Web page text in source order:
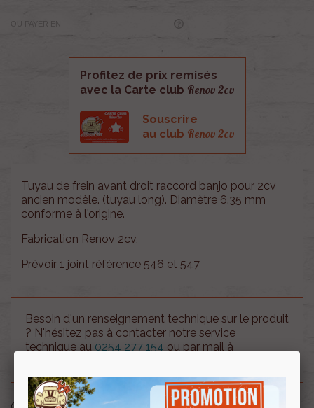
OU PAYER EN
Profitez de prix remisés
avec la Carte club Renov 2cv
Souscrire
au club Renov 2cv
Tuyau de frein avant droit raccord banjo pour 2cv
ancien modèle. (tuyau long). Diamètre 6.35 mm
conforme à l'origine.
Fabrication Renov 2cv,
Prévoir 1 joint référence 546 et 547
Besoin d'un renseignement technique sur le produit
? N'hésitez pas à contacter notre service
technique au 0254 277 154 ou par mail à